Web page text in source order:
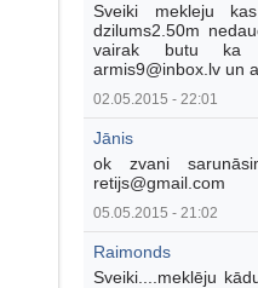
Sveiki mekleju
dzilums2.50m
vairak butu ka
armis9@inbox.lv un
02.05.2015 - 22:01
Jānis
ok zvani
retijs@gmail.com
05.05.2015 - 21:02
Raimonds
Sveiki....meklēju